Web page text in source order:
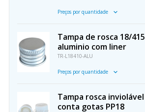
Preços por quantidade
Tampa de rosca 18/415
aluminio com liner
TR-L18410-ALU
Preços por quantidade
Tampa rosca inviolável
conta gotas PP18